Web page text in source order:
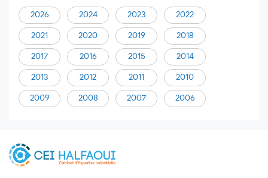
2026 2024 2023 2022
2021 2020 2019 2018
2017 2016 2015 2014
2013 2012 2011 2010
2009 2008 2007 2006